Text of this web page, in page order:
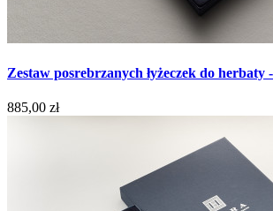
Zestaw posrebrzanych łyżeczek do herbaty
885,00 zł